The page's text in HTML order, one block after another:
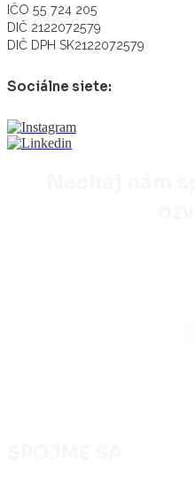
IČO 55 724 205
DIČ 2122072579
DIČ DPH SK2122072579
Sociálne siete: